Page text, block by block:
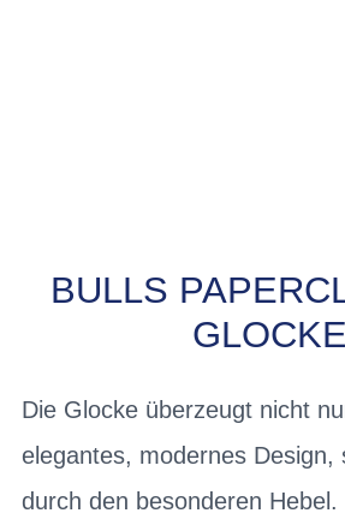
BULLS
GLOCKE
Die Glocke überzeugt nicht
elegantes, modernes Design,
durch den besonderen